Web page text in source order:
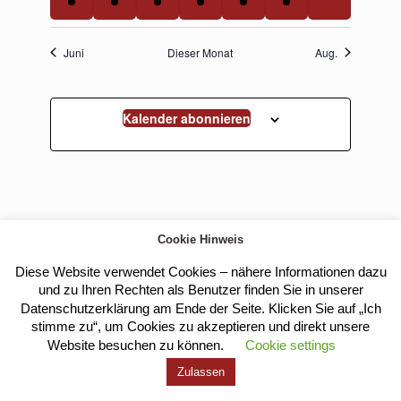
Veranstaltungen,
Veranstaltung,Veranstaltung,Veranstaltungen,
Veranstaltung,Veranstaltung,
Juni Dieser Monat Aug.
Kalender abonnieren
Kloster Heilig Kreuz |Impressum|Datenschutz
Cookie Hinweis
Diese Website verwendet Cookies – nähere Informationen dazu
und zu Ihren Rechten als Benutzer finden Sie in unserer
Datenschutzerklärung am Ende der Seite. Klicken Sie auf „Ich
stimme zu“, um Cookies zu akzeptieren und direkt unsere
Website besuchen zu können.
Cookie settings
Zulassen